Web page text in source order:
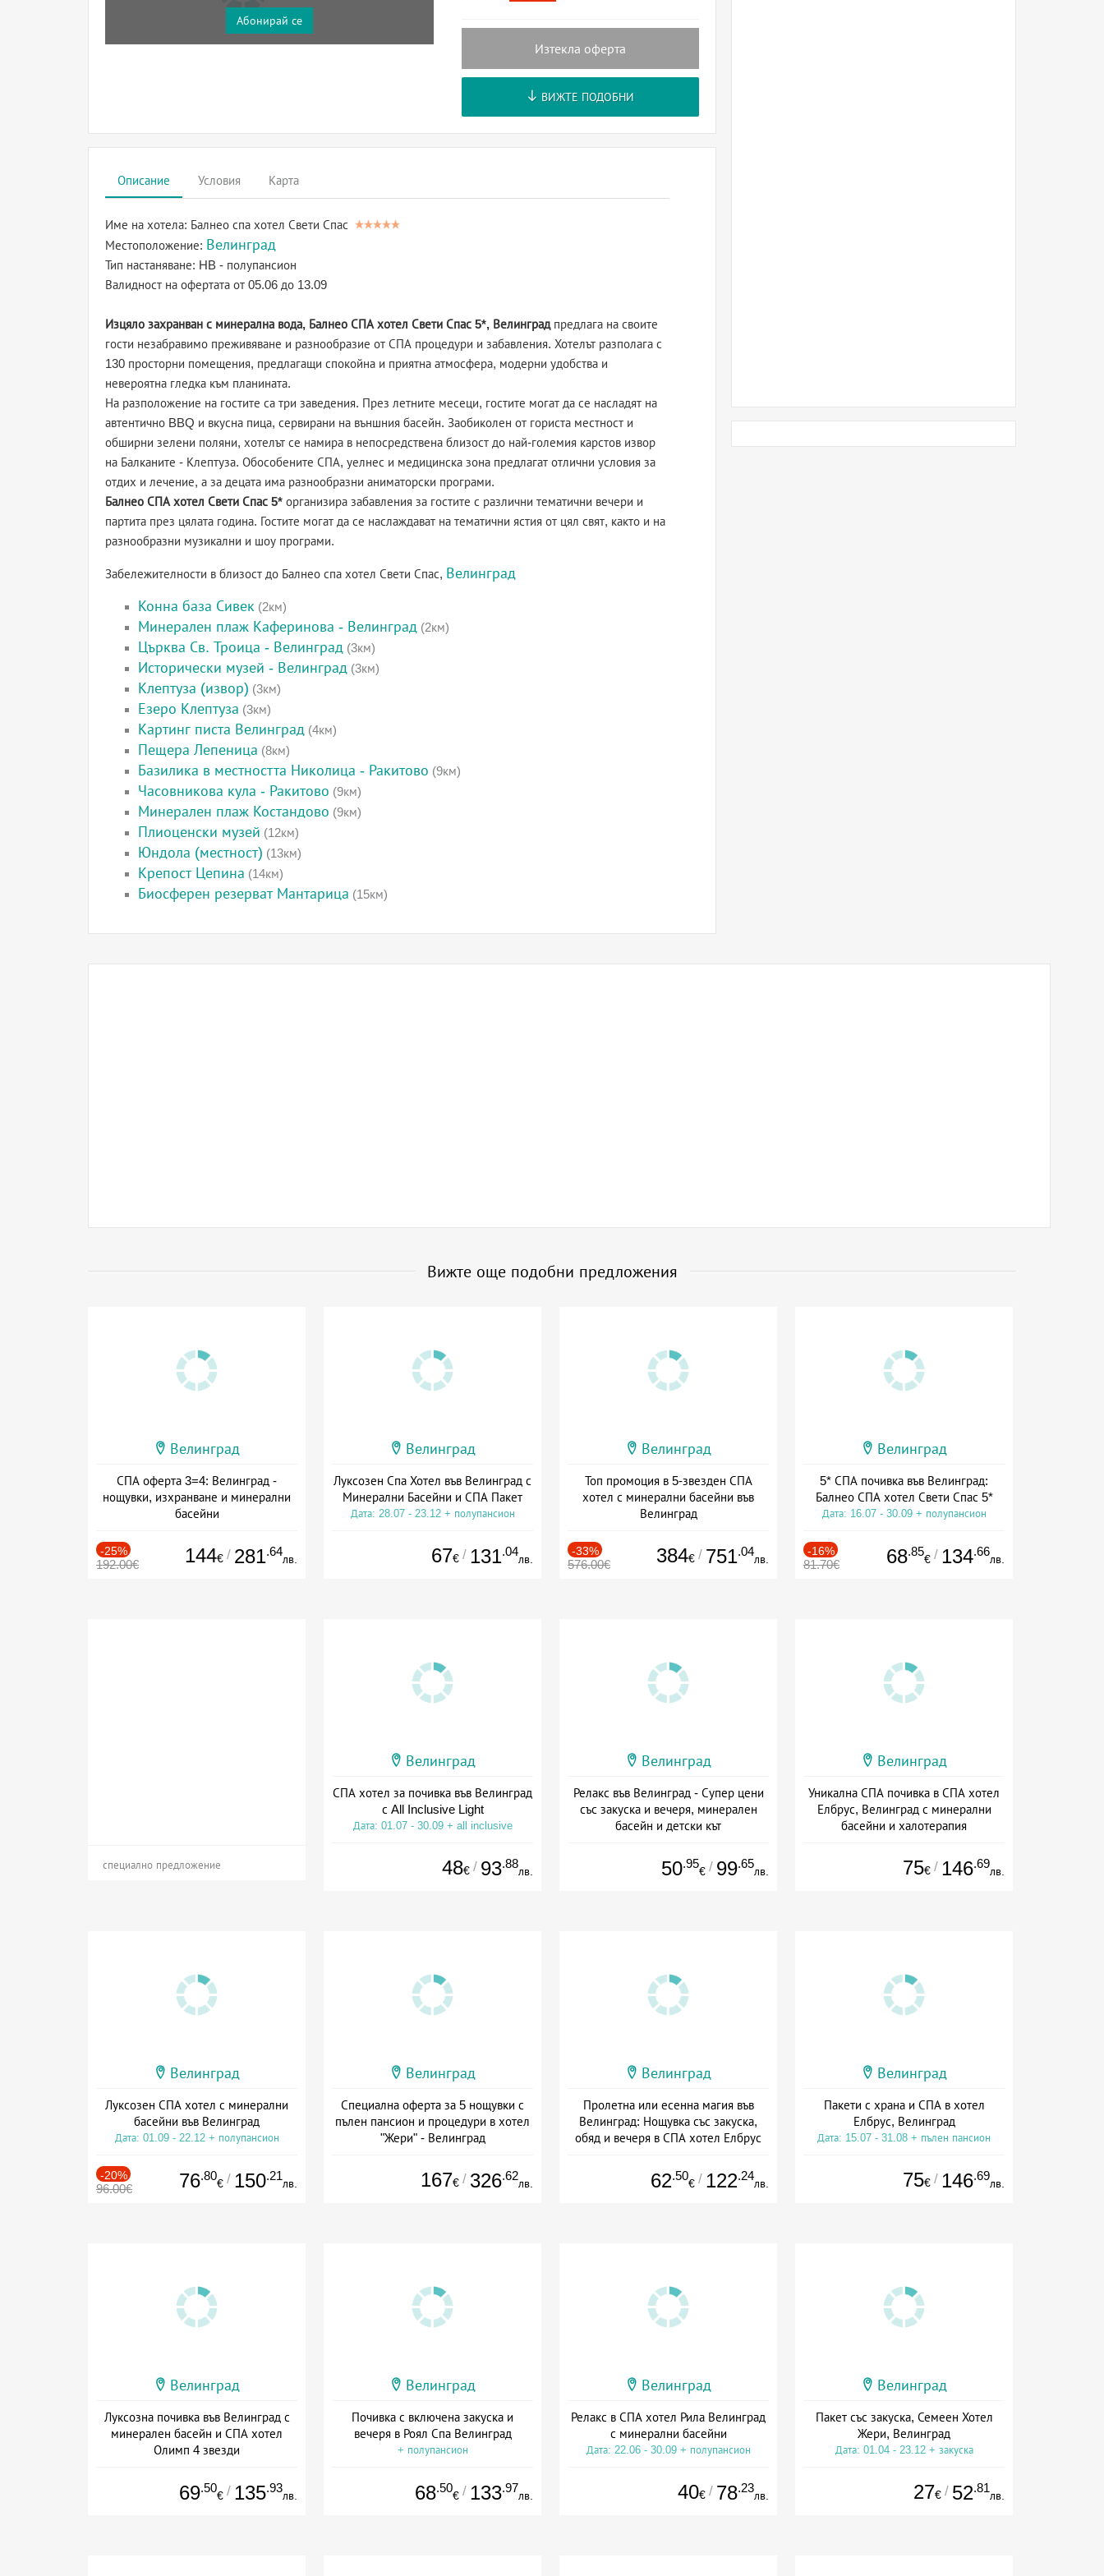
Абонирай се
Изтекла оферта
ВИЖТЕ ПОДОБНИ
Описание Условия Карта
Име на хотела: Балнео спа хотел Свети Спас
Местоположение: Велинград
Тип настаняване: HB - полупансион
Валидност на офертата от 05.06 до 13.09
Изцяло захранван с минерална вода, Балнео СПА хотел Свети Спас 5*, Велинградпредлага на своите
гости незабравимо преживяване и разнообразие от СПА процедури и забавления. Хотелът разполага с
130 просторни помещения, предлагащи спокойна и приятна атмосфера, модерни удобства и
невероятна гледка към планината.
На разположение на гостите са три заведения. През летните месеци, гостите могат да се насладят на
автентично BBQ и вкусна пица, сервирани на външния басейн. Заобиколен от гориста местност и
обширни зелени поляни, хотелът се намира в непосредствена близост до най-големия карстов извор
на Балканите - Клептуза. Обособените СПА, уелнес и медицинска зона предлагат отлични условия за
отдих и лечение, а за децата има разнообразни аниматорски програми.
Балнео СПА хотел Свети Спас 5* организира забавления за гостите с различни тематични вечери и
партита през цялата година. Гостите могат да се наслаждават на тематични ястия от цял свят, както и на
разнообразни музикални и шоу програми.
Забележителности в близост до Балнео спа хотел Свети Спас, Велинград
Конна база Сивек (2км)
Минерален плаж Каферинова - Велинград (2км)
Църква Св. Троица - Велинград (3км)
Исторически музей - Велинград (3км)
Клептуза (извор) (3км)
Езеро Клептуза (3км)
Картинг писта Велинград (4км)
Пещера Лепеница (8км)
Базилика в местността Николица - Ракитово (9км)
Часовникова кула - Ракитово (9км)
Минерален плаж Костандово (9км)
Плиоценски музей (12км)
Юндола (местност) (13км)
Крепост Цепина (14км)
Биосферен резерват Мантарица (15км)
Вижте още подобни предложения
Велинград
СПА оферта 3=4: Велинград -
нощувки, изхранване и минерални
басейни
-25%
192.00€ 144€ / 281.64
лв.
Велинград
Луксозен Спа Хотел във Велинград с
Минерални Басейни и СПА Пакет
Дата: 28.07 - 23.12 + полупансион
67€ / 131.04
лв.
Велинград
Топ промоция в 5-звезден СПА
хотел с минерални басейни във
Велинград
-33%
576.00€ 384€ / 751.04
лв.
Велинград
5* СПА почивка във Велинград:
Балнео СПА хотел Свети Спас 5*
Дата: 16.07 - 30.09 + полупансион
-16%
81.70€ 68.85
€ / 134.66
лв.
специално предложение
Велинград
СПА хотел за почивка във Велинград
с All Inclusive Light
Дата: 01.07 - 30.09 + all inclusive
48€ / 93.88
лв.
Велинград
Релакс във Велинград - Супер цени
със закуска и вечеря, минерален
басейн и детски кът
50.95
€ / 99.65
лв.
Велинград
Уникална СПА почивка в СПА хотел
Елбрус, Велинград с минерални
басейни и халотерапия
75€ / 146.69
лв.
Велинград
Луксозен СПА хотел с минерални
басейни във Велинград
Дата: 01.09 - 22.12 + полупансион
-20%
96.00€ 76.80
€ / 150.21
лв.
Велинград
Специална оферта за 5 нощувки с
пълен пансион и процедури в хотел
"Жери" - Велинград
167€ / 326.62
лв.
Велинград
Пролетна или есенна магия във
Велинград: Нощувка със закуска,
обяд и вечеря в СПА хотел Елбрус
62.50
€ / 122.24
лв.
Велинград
Пакети с храна и СПА в хотел
Елбрус, Велинград
Дата: 15.07 - 31.08 + пълен пансион
75€ / 146.69
лв.
Велинград
Луксозна почивка във Велинград с
минерален басейн и СПА хотел
Олимп 4 звезди
69.50
€ / 135.93
лв.
Велинград
Почивка с включена закуска и
вечеря в Роял Спа Велинград
+ полупансион
68.50
€ / 133.97
лв.
Велинград
Релакс в СПА хотел Рила Велинград
с минерални басейни
Дата: 22.06 - 30.09 + полупансион
40€ / 78.23
лв.
Велинград
Пакет със закуска, Семеен Хотел
Жери, Велинград
Дата: 01.04 - 23.12 + закуска
27€ / 52.81
лв.